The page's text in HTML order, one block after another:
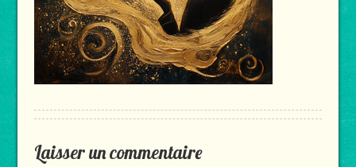
Laisser un commentaire